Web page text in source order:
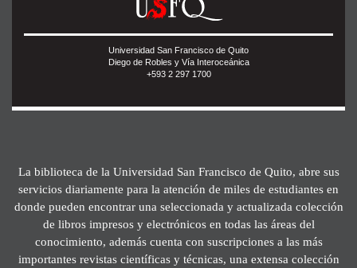
Universidad San Francisco de Quito
Diego de Robles y Vía Interoceánica
+593 2 297 1700
La biblioteca de la Universidad San Francisco de Quito, abre sus
servicios diariamente para la atención de miles de estudiantes en
donde pueden encontrar una seleccionada y actualizada colección
de libros impresos y electrónicos en todas las áreas del
conocimiento, además cuenta con suscripciones a las más
importantes revistas científicas y técnicas, una extensa colección